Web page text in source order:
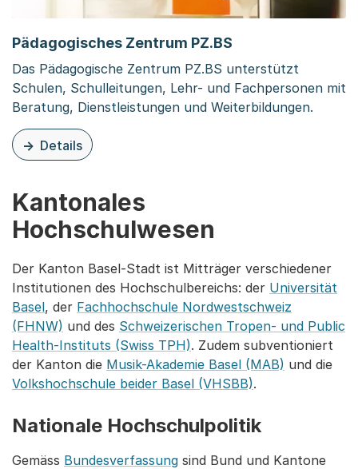
Pädagogisches Zentrum PZ.BS
Das Pädagogische Zentrum PZ.BS unterstützt
Schulen, Schulleitungen, Lehr- und Fachpersonen mit
Beratung, Dienstleistungen und Weiterbildungen.
Details
zu dieser Organisationsseite: Pädagogisches Zentrum
Kantonales
Hochschulwesen
Der Kanton Basel-Stadt ist Mitträger verschiedener
Institutionen des Hochschulbereichs: der Universität
Basel, der Fachhochschule Nordwestschweiz
(FHNW) und des Schweizerischen Tropen- und Public
Health-Instituts (Swiss TPH). Zudem subventioniert
der Kanton die Musik-Akademie Basel (MAB) und die
Volkshochschule beider Basel (VHSBB).
Nationale Hochschulpolitik
Gemäss Bundesverfassung sind Bund und Kantone